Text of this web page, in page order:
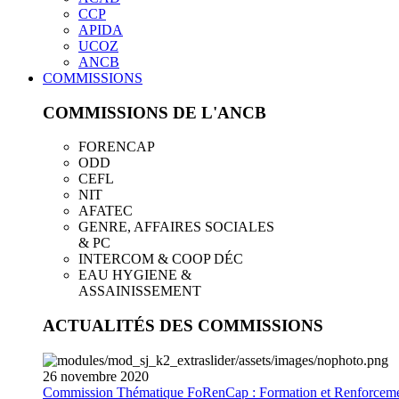
CCP
APIDA
UCOZ
ANCB
COMMISSIONS
COMMISSIONS DE L'ANCB
FORENCAP
ODD
CEFL
NIT
AFATEC
GENRE, AFFAIRES SOCIALES
& PC
INTERCOM & COOP DÉC
EAU HYGIENE &
ASSAINISSEMENT
ACTUALITÉS DES COMMISSIONS
26 novembre 2020
Commission Thématique FoRenCap : Formation et